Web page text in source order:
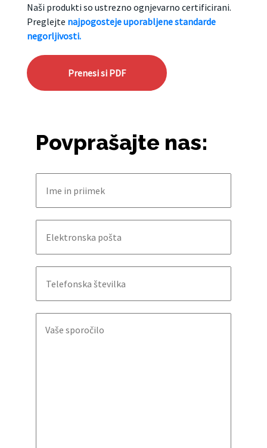
Naši produkti so ustrezno ognjevarno certificirani.
Preglejte najpogosteje uporabljene standarde
negorljivosti.
Prenesi si PDF
Povprašajte nas: